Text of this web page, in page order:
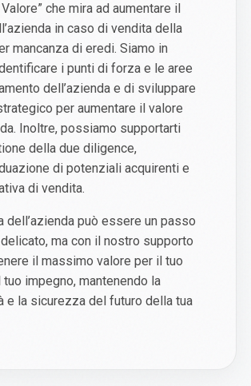
che mira ad aumentare il
in caso di vendita della
mancanza di eredi. Siamo in
i punti di forza e le aree
dell’azienda e di sviluppare
per aumentare il valore
Inoltre, possiamo supportarti
della due diligence,
di potenziali acquirenti e
di vendita.
dell’azienda può essere un passo
ma con il nostro supporto
il massimo valore per il tuo
tuo impegno, mantenendo la
e la sicurezza del futuro della tua